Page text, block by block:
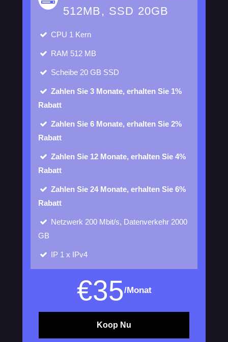
512MB, SSD 20GB
CPU 1 Kern
RAM 512 MB
Scheibe 20 GB SSD
Zahlen Sie 3 Monate, erhalten Sie 1%
Rabatt
Zahlen Sie 6 Monate, erhalten Sie 2%
Rabatt
Zahlen Sie 12 Monate, erhalten Sie 4%
Rabatt
Zahlen Sie 24 Monate, erhalten Sie 6%
Rabatt
Netzwerk 200 Mbit/s, Datenverkehr 2000
GB
IP 1 x IPv4
€35/Monat
Koop Nu